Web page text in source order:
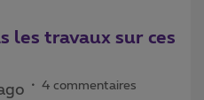
les travaux sur ces
4 commentaires